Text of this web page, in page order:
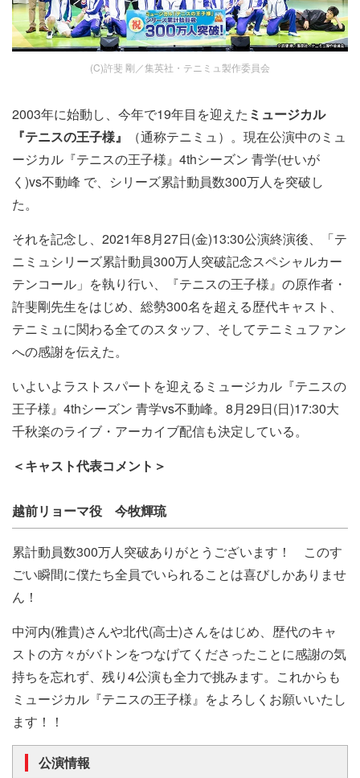
(C)許斐 剛／集英社・テニミュ製作委員会
2003年に始動し、今年で19年目を迎えた ミュージカル
『テニスの王子様』
（通称テニミュ）。現在公演中のミュ
ージカル『テニスの王子様』4thシーズン 青学(せいが
く)vs不動峰 で、シリーズ累計動員数300万人を突破し
た。
それを記念し、2021年8月27日(金)13:30公演終演後、「テ
ニミュシリーズ累計動員300万人突破記念スペシャルカー
テンコール」を執り行い、『テニスの王子様』の原作者・
許斐剛先生をはじめ、総勢300名を超える歴代キャスト、
テニミュに関わる全てのスタッフ、そしてテニミュファン
への感謝を伝えた。
いよいよラストスパートを迎えるミュージカル『テニスの
王子様』4thシーズン 青学vs不動峰。8月29日(日)17:30大
千秋楽のライブ・アーカイブ配信も決定している。
＜キャスト代表コメント＞
越前リョーマ役 今牧輝琉
累計動員数300万人突破ありがとうございます！ このす
ごい瞬間に僕たち全員でいられることは喜びしかありませ
ん！
中河内(雅貴)さんや北代(高士)さんをはじめ、歴代のキャ
ストの方々がバトンをつなげてくださったことに感謝の気
持ちを忘れず、残り4公演も全力で挑みます。これからも
ミュージカル『テニスの王子様』をよろしくお願いいたし
ます！！
公演情報